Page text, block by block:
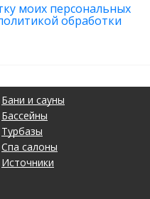
моих персональных
обработки
Бани и сауны
Бассейны
Турбазы
Спа салоны
Источники